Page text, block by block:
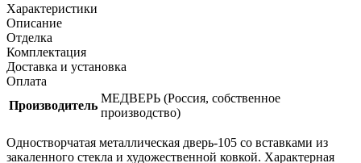
Характеристики
Описание
Отделка
Комплектация
Доставка и установка
Оплата
Производитель
МЕДВЕРЬ (Россия, собственное
производство)
Одностворчатая металлическая дверь-105 со вставками из
закаленного стекла и художественной ковкой. Характерная